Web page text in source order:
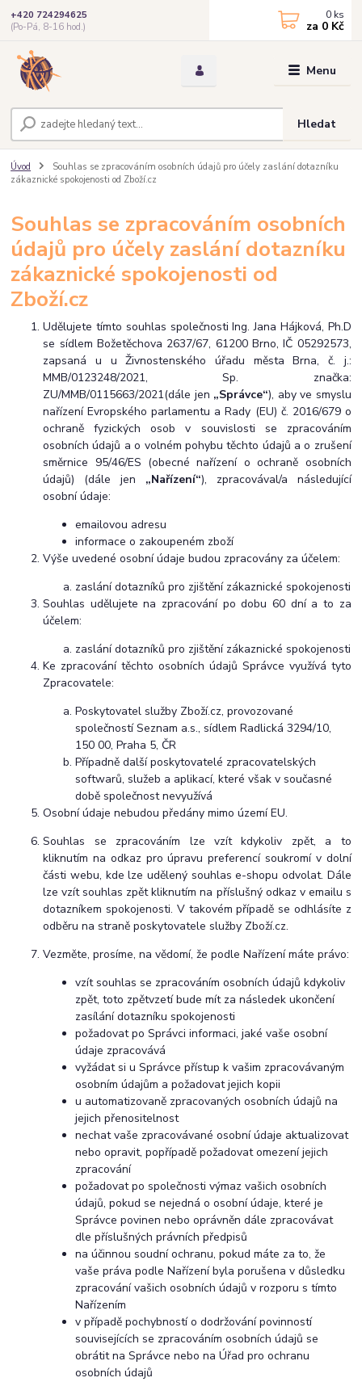
Menu
Hledat
+420 724294625
(Po-Pá, 8-16 hod.)
0 ks
za 0 Kč
Úvod
Souhlas se zpracováním osobních údajů pro účely zaslání dotazníku
zákaznické spokojenosti od Zboží.cz
Souhlas se zpracováním osobních
údajů pro účely zaslání dotazníku
zákaznické spokojenosti od
Zboží.cz
Udělujete tímto souhlas společnosti Ing. Jana Hájková, Ph.D
se sídlem Božetěchova 2637/67, 61200 Brno, IČ 05292573,
zapsaná u u Živnostenského úřadu města Brna, č. j.:
MMB/0123248/2021, Sp. značka:
ZU/MMB/0115663/2021(dále jen „Správce“), aby ve smyslu
nařízení Evropského parlamentu a Rady (EU) č. 2016/679 o
ochraně fyzických osob v souvislosti se zpracováním
osobních údajů a o volném pohybu těchto údajů a o zrušení
směrnice 95/46/ES (obecné nařízení o ochraně osobních
údajů) (dále jen „Nařízení“), zpracovával/a následující
osobní údaje:
emailovou adresu
informace o zakoupeném zboží
Výše uvedené osobní údaje budou zpracovány za účelem:
zaslání dotazníků pro zjištění zákaznické spokojenosti
Souhlas udělujete na zpracování po dobu 60 dní a to za
účelem:
zaslání dotazníků pro zjištění zákaznické spokojenosti
Ke zpracování těchto osobních údajů Správce využívá tyto
Zpracovatele:
Poskytovatel služby Zboží.cz, provozované
společností Seznam a.s., sídlem Radlická 3294/10,
150 00, Praha 5, ČR
Případně další poskytovatelé zpracovatelských
softwarů, služeb a aplikací, které však v současné
době společnost nevyužívá
Osobní údaje nebudou předány mimo území EU.
Souhlas se zpracováním lze vzít kdykoliv zpět, a to
kliknutím na odkaz pro úpravu preferencí soukromí v dolní
části webu, kde lze udělený souhlas e-shopu odvolat. Dále
lze vzít souhlas zpět kliknutím na příslušný odkaz v emailu s
dotazníkem spokojenosti. V takovém případě se odhlásíte z
odběru na straně poskytovatele služby Zboží.cz.
Vezměte, prosíme, na vědomí, že podle Nařízení máte právo:
vzít souhlas se zpracováním osobních údajů kdykoliv
zpět, toto zpětvzetí bude mít za následek ukončení
zasílání dotazníku spokojenosti
požadovat po Správci informaci, jaké vaše osobní
údaje zpracovává
vyžádat si u Správce přístup k vašim zpracovávaným
osobním údajům a požadovat jejich kopii
u automatizovaně zpracovaných osobních údajů na
jejich přenositelnost
nechat vaše zpracovávané osobní údaje aktualizovat
nebo opravit, popřípadě požadovat omezení jejich
zpracování
požadovat po společnosti výmaz vašich osobních
údajů, pokud se nejedná o osobní údaje, které je
Správce povinen nebo oprávněn dále zpracovávat
dle příslušných právních předpisů
na účinnou soudní ochranu, pokud máte za to, že
vaše práva podle Nařízení byla porušena v důsledku
zpracování vašich osobních údajů v rozporu s tímto
Nařízením
v případě pochybností o dodržování povinností
souvisejících se zpracováním osobních údajů se
obrátit na Správce nebo na Úřad pro ochranu
osobních údajů